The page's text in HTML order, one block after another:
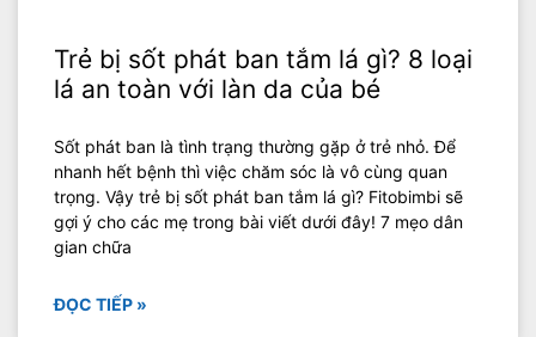
Trẻ bị sốt phát ban tắm lá gì? 8 loại
lá an toàn với làn da của bé
Sốt phát ban là tình trạng thường gặp ở trẻ nhỏ. Để
nhanh hết bệnh thì việc chăm sóc là vô cùng quan
trọng. Vậy trẻ bị sốt phát ban tắm lá gì? Fitobimbi sẽ
gợi ý cho các mẹ trong bài viết dưới đây! 7 mẹo dân
gian chữa
ĐỌC TIẾP »